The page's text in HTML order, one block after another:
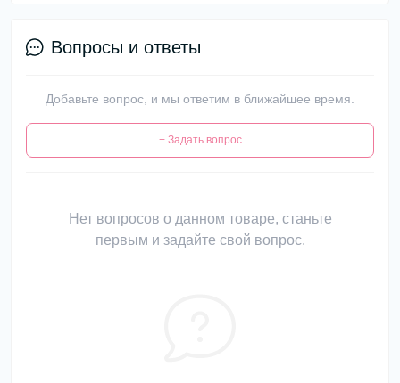
Вопросы и ответы
Добавьте вопрос, и мы ответим в ближайшее время.
+ Задать вопрос
Нет вопросов о данном товаре, станьте
первым и задайте свой вопрос.